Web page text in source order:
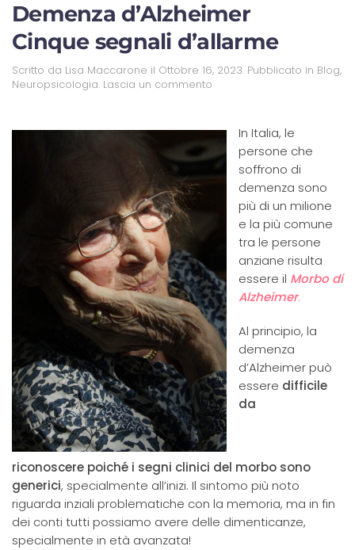
mondo
s-
conosciuto
Demenza d’Alzheimer
Cinque segnali d’allarme
Scritto da Lisa Maccarone il Ottobre 16, 2023. Pubblicato in Blog,
Neuropsicologia. Lascia un commento
In Italia, le
persone che
soffrono di
demenza sono
più di un milione
e la più comune
tra le persone
anziane risulta
essere il Morbo di
Alzheimer.
Al principio, la
demenza
d’Alzheimer può
essere difficile
da
riconoscere poiché i segni clinici del morbo sono
generici, specialmente all’inizi. Il sintomo più noto
riguarda inziali problematiche con la memoria, ma in fin
dei conti tutti possiamo avere delle dimenticanze,
specialmente in età avanzata!